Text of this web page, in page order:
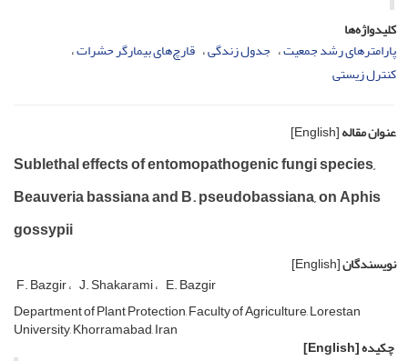
کلیدواژه‌ها
پارامترهای رشد جمعیت جدول زندگی قارچ‌های بیمارگر حشرات
کنترل زیستی
عنوان مقاله[English]
Sublethal effects of entomopathogenic fungi species,
Beauveria bassiana and B. pseudobassiana, on Aphis
gossypii
نویسندگان[English]
F. Bazgir J. Shakarami E. Bazgir
Department of Plant Protection, Faculty of Agriculture, Lorestan
University, Khorramabad, Iran
چکیده[English]